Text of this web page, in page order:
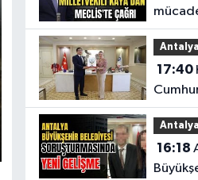
esnaf
çağrı
Antalya
17:40Kırgız
Antalya
16:18